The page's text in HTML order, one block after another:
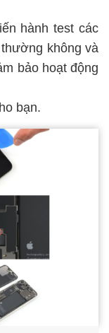
hành test các
không và
bảo hoạt động
bạn.